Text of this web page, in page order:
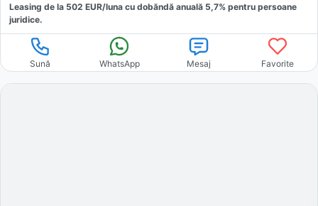
Leasing de la 502 EUR/luna cu dobăndă anuală 5,7% pentru persoane
juridice.
Sună WhatsApp Mesaj Favorite